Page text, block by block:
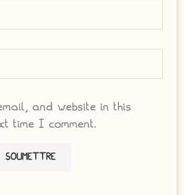
and website in this
time I comment.